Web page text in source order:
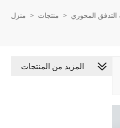
منزل > منتجات > المحوري
المزيد من المنتجات